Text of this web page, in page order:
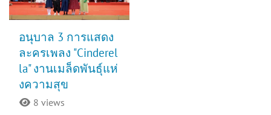
อนุบาล 3 การแสดง
ละครเพลง "Cinderel
la" งานเมล็ดพันธุ์แห่
งความสุข
8 views